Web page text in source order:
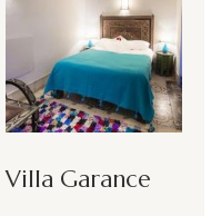
Villa Garance